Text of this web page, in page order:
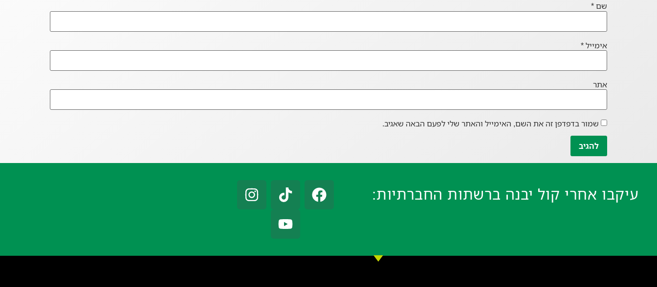
שם*
אימייל*
אתר
שמור בדפדפן זה את השם, האימייל והאתר שלי לפעם הבאה שאגיב.
עיקבו אחרי קול יבנה ברשתות החברתיות: